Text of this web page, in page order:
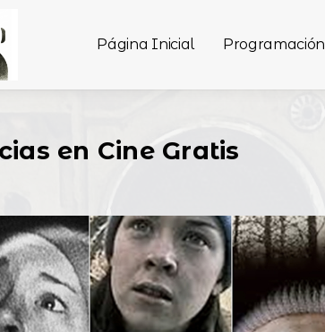
Página Inicial Programación
en Cine Gratis